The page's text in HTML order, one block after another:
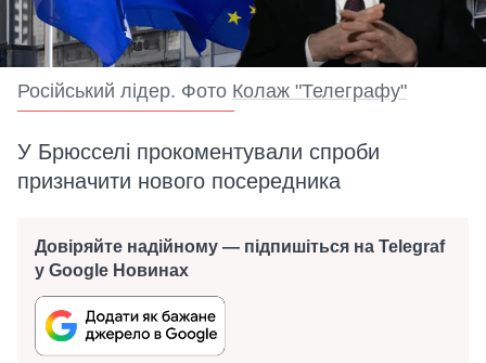
Російський лідер. Фото Колаж "Телеграфу"
У Брюсселі прокоментували спроби
призначити нового посередника
Довіряйте надійному — підпишіться на Telegraf
у Google Новинах